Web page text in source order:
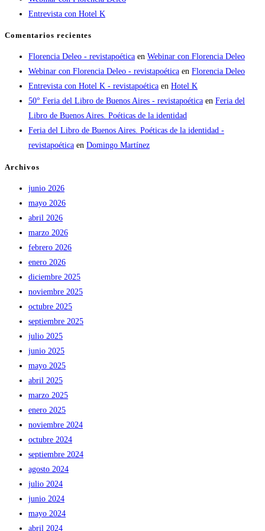
Entrevista con Hotel K
Comentarios recientes
Florencia Deleo - revistapoética en Webinar con Florencia Deleo
Webinar con Florencia Deleo - revistapoética en Florencia Deleo
Entrevista con Hotel K - revistapoética en Hotel K
50° Feria del Libro de Buenos Aires - revistapoética en Feria del
Libro de Buenos Aires. Poéticas de la identidad
Feria del Libro de Buenos Aires. Poéticas de la identidad -
revistapoética en Domingo Martínez
Archivos
junio 2026
mayo 2026
abril 2026
marzo 2026
febrero 2026
enero 2026
diciembre 2025
noviembre 2025
octubre 2025
septiembre 2025
julio 2025
junio 2025
mayo 2025
abril 2025
marzo 2025
enero 2025
noviembre 2024
octubre 2024
septiembre 2024
agosto 2024
julio 2024
junio 2024
mayo 2024
abril 2024